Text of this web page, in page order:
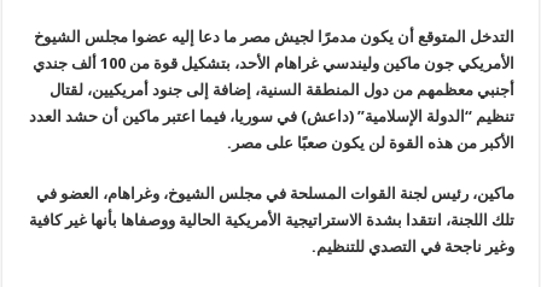
التدخل المتوقع أن يكون مدمرًا لجيش مصر ما دعا إليه عضوا مجلس الشيوخ
الأمريكي جون ماكين وليندسي غراهام الأحد، بتشكيل قوة من 100 ألف جندي
أجنبي معظمهم من دول المنطقة السنية، إضافة إلى جنود أمريكيين، لقتال
تنظيم “الدولة الإسلامية”(داعش) في سوريا، فيما اعتبر ماكين أن حشد العدد
الأكبر من هذه القوة لن يكون صعبًا على مصر .
ماكين، رئيس لجنة القوات المسلحة في مجلس الشيوخ، وغراهام، العضو في
تلك اللجنة، انتقدا بشدة الاستراتيجية الأمريكية الحالية ووصفاها بأنها غير كافية
وغير ناجحة في التصدي للتنظيم.